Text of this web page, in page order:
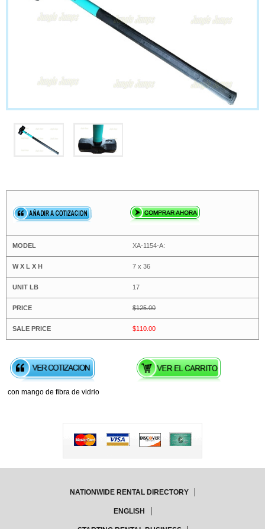
XA-1154-A:
7 x 36
17
$125.00
$110.00
con mango de fibra de vidrio
NATIONWIDE RENTAL DIRECTORY
ENGLISH